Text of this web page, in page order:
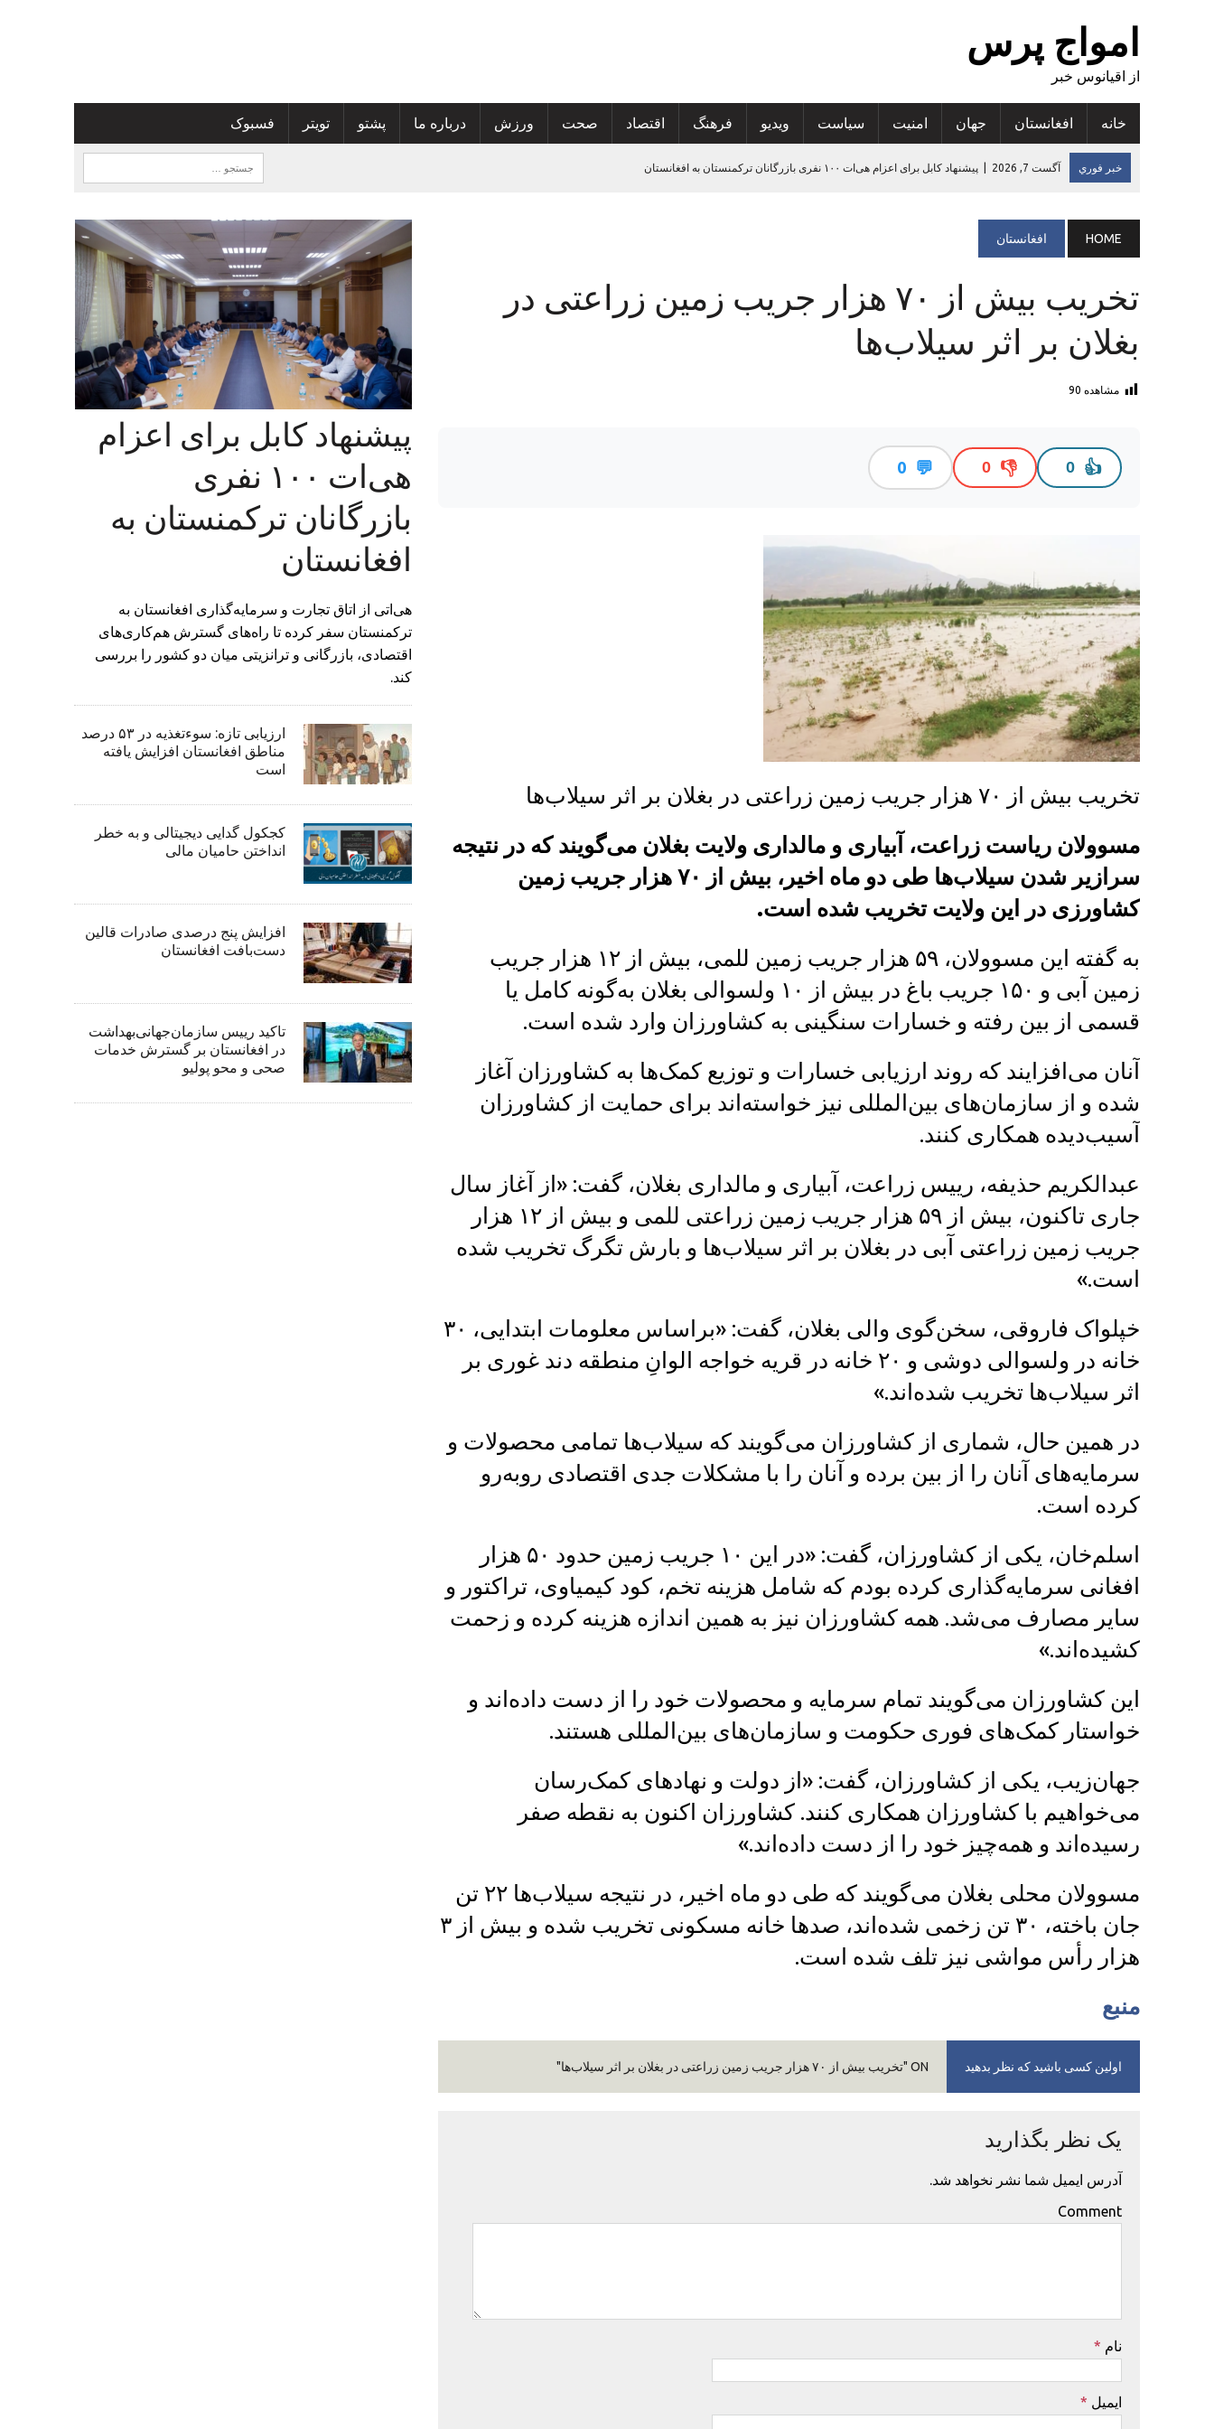
امواج پرس
از اقیانوس خبر
خانه افغانستان جهان امنيت سياست ویدیو فرهنگ اقتصاد صحت ورزش درباره ما پشتو تویتر فسبوک
خبر فوري آگست 7, 2026 ارزیابی تازه: سوءتغذیه در ۵۳ درصد مناطق افغانستان افزایش یافته است
آگست 6, 2026 | تاکید رییس سازمان‌جهانی‌بهداشت در افغانستان بر گسترش خدمات صحی و محو پولیو
پیشنهاد کابل برای اعزام هی‌ات ۱۰۰ نفری بازرگانان ترکمنستان به افغانستان
HOME افغانستان
تخریب بیش از ۷۰ هزار جریب زمین زراعتی در
بغلان بر اثر سیلاب‌ها
مشاهده 90
👍
0
👎
0
💬
0
تخریب بیش از ۷۰ هزار جریب زمین زراعتی در بغلان بر اثر سیلاب‌ها
مسوولان ریاست زراعت، آبیاری و مالداری ولایت بغلان می‌گویند که در نتیجه
سرازیر شدن سیلاب‌ها طی دو ماه اخیر، بیش از ۷۰ هزار جریب زمین
کشاورزی در این ولایت تخریب شده است.
به گفته این مسوولان، ۵۹ هزار جریب زمین للمی، بیش از ۱۲ هزار جریب
زمین آبی و ۱۵۰ جریب باغ در بیش از ۱۰ ولسوالی بغلان به‌گونه کامل یا
قسمی از بین رفته و خسارات سنگینی به کشاورزان وارد شده است.
آنان می‌افزایند که روند ارزیابی خسارات و توزیع کمک‌ها به کشاورزان آغاز
شده و از سازمان‌های بین‌المللی نیز خواسته‌اند برای حمایت از کشاورزان
آسیب‌دیده همکاری کنند.
عبدالکریم حذیفه، رییس زراعت، آبیاری و مالداری بغلان، گفت: «از آغاز سال
جاری تاکنون، بیش از ۵۹ هزار جریب زمین زراعتی للمی و بیش از ۱۲ هزار
جریب زمین زراعتی آبی در بغلان بر اثر سیلاب‌ها و بارش تگرگ تخریب شده
است.»
خپلواک فاروقی، سخن‌گوی والی بغلان، گفت: «براساس معلومات ابتدایی، ۳۰
خانه در ولسوالی دوشی و ۲۰ خانه در قریه خواجه الوانِ منطقه دند غوری بر
اثر سیلاب‌ها تخریب شده‌اند.»
در همین حال، شماری از کشاورزان می‌گویند که سیلاب‌ها تمامی محصولات و
سرمایه‌های آنان را از بین برده و آنان را با مشکلات جدی اقتصادی روبه‌رو
کرده است.
اسلم‌خان، یکی از کشاورزان، گفت: «در این ۱۰ جریب زمین حدود ۵۰ هزار
افغانی سرمایه‌گذاری کرده بودم که شامل هزینه تخم، کود کیمیاوی، تراکتور و
سایر مصارف می‌شد. همه کشاورزان نیز به همین اندازه هزینه کرده و زحمت
کشیده‌اند.»
این کشاورزان می‌گویند تمام سرمایه و محصولات خود را از دست داده‌اند و
خواستار کمک‌های فوری حکومت و سازمان‌های بین‌المللی هستند.
جهان‌زیب، یکی از کشاورزان، گفت: «از دولت و نهادهای کمک‌رسان
می‌خواهیم با کشاورزان همکاری کنند. کشاورزان اکنون به نقطه صفر
رسیده‌اند و همه‌چیز خود را از دست داده‌اند.»
مسوولان محلی بغلان می‌گویند که طی دو ماه اخیر، در نتیجه سیلاب‌ها ۲۲ تن
جان باخته، ۳۰ تن زخمی شده‌اند، صدها خانه مسکونی تخریب شده و بیش از ۳
هزار رأس مواشی نیز تلف شده است.
منبع
اولین کسی باشید که نظر بدهید ON "تخریب بیش از ۷۰ هزار جریب زمین زراعتی در بغلان بر اثر سیلاب‌ها"
یک نظر بگذارید
آدرس ایمیل شما نشر نخواهد شد.
Comment
نام *
ایمیل *
پیشنهاد کابل برای اعزام
هی‌ات ۱۰۰ نفری
بازرگانان ترکمنستان به
افغانستان
هی‌اتی از اتاق تجارت و سرمایه‌گذاری افغانستان به
ترکمنستان سفر کرده تا راه‌های گسترش هم‌کاری‌های
اقتصادی، بازرگانی و ترانزیتی میان دو کشور را بررسی
کند.
ارزیابی تازه: سوءتغذیه در ۵۳ درصد
مناطق افغانستان افزایش یافته
است
کجکول گدایی دیجیتالی و به خطر
انداختن حامیان مالی
افزایش پنج درصدی صادرات قالین
دست‌بافت افغانستان
تاکید رییس سازمان‌جهانی‌بهداشت
در افغانستان بر گسترش خدمات
صحی و محو پولیو